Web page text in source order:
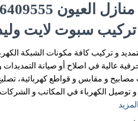
فني كهربائي منازل العيون
تركيب سبوت لايت
و تركيب كافة مكونات الشبكة
عالية في اصلاح أو صيانة التمديدات
مصابيح و مقابس و قواطع كهربائية،
و توصيل الكهرباء في المكاتب و